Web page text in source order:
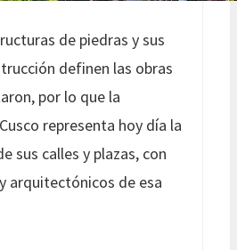
de piedras y sus
definen las obras
por lo que la
representa hoy día la
sus calles y plazas, con
arquitectónicos de esa